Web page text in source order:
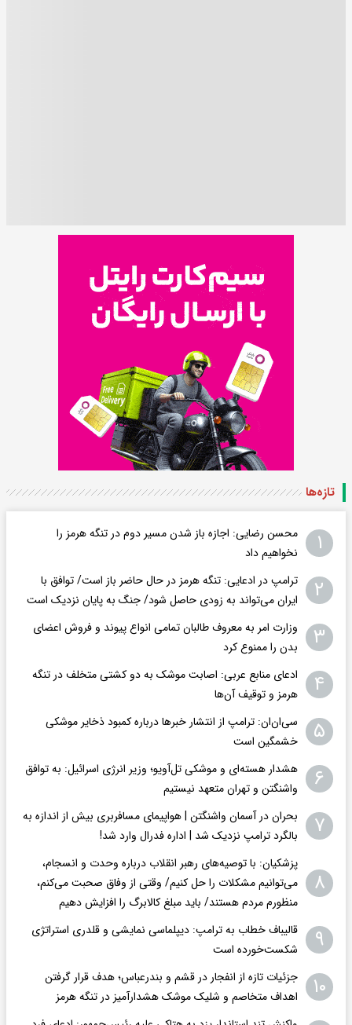
تازه‌ها
۱
محسن رضایی: اجازه باز شدن مسیر دوم در تنگه هرمز را
نخواهیم داد
۲
ترامپ در ادعایی: تنگه هرمز در حال حاضر باز است/ توافق با
ایران می‌تواند به‌ زودی حاصل شود/ جنگ به پایان نزدیک است
۳
وزارت امر به معروف طالبان تمامی انواع پیوند و فروش اعضای
بدن را ممنوع کرد
۴
ادعای منابع عربی: اصابت موشک به دو کشتی متخلف در تنگه
هرمز و توقیف آن‌ها
۵
سی‌ان‌ان: ترامپ از انتشار خبرها درباره کمبود ذخایر موشکی
خشمگین است
۶
هشدار هسته‌ای و موشکی تل‌آویو؛ وزیر انرژی اسرائیل: به توافق
واشنگتن و تهران متعهد نیستیم
۷
بحران در آسمان واشنگتن | هواپیمای مسافربری بیش از اندازه به
بالگرد ترامپ نزدیک شد | اداره فدرال وارد شد!
۸
پزشکیان: با توصیه‌های رهبر انقلاب درباره وحدت و انسجام،
می‌توانیم مشکلات را حل کنیم/ وقتی از وفاق صحبت می‌کنم،
منظورم مردم هستند/ باید مبلغ کالابرگ را افزایش دهیم
۹
قالیباف خطاب به ترامپ: دیپلماسی نمایشی و قلدری استراتژی
شکست‌خورده است
۱۰
جزئیات تازه از انفجار در قشم و بندرعباس؛ هدف قرار گرفتن
اهداف متخاصم و شلیک موشک هشدارآمیز در تنگه هرمز